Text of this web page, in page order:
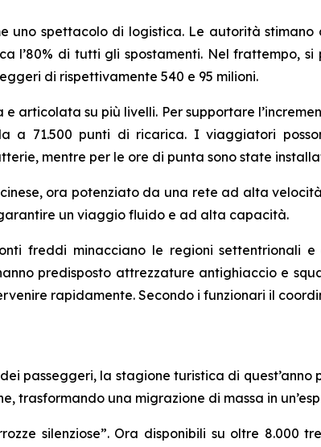
uno spettacolo di logistica. Le autorità
l’80% di tutti gli spostamenti. Nel frattempo,
di rispettivamente 540 e 95 milioni.
articolata su più livelli. Per supportare
71.500 punti di ricarica. I viaggiatori
mentre per le ore di punta sono state
ora potenziato da una rete ad alta
un viaggio fluido e ad alta capacità.
freddi minacciano le regioni settentrionali e
predisposto attrezzature antighiaccio e
rapidamente. Secondo i funzionari il
passeggeri, la stagione turistica di
trasformando una migrazione di massa in
silenziose”. Ora disponibili su oltre 8.000